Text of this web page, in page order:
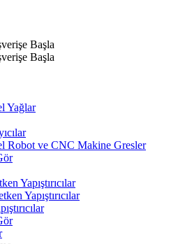
Başla
Başla
Yağlar
Robot ve CNC Makine Gresler
Yapıştırıcılar
Yapıştırıcılar